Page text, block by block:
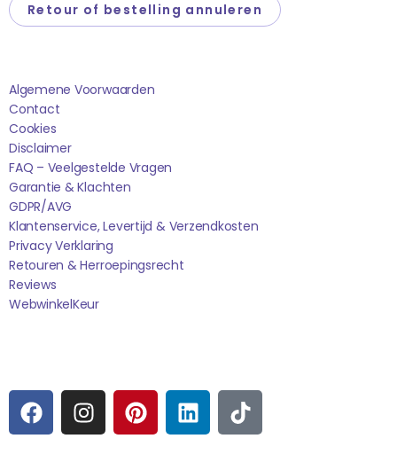
Retour of bestelling annuleren
Algemene Voorwaarden
Contact
Cookies
Disclaimer
FAQ – Veelgestelde Vragen
Garantie & Klachten
GDPR/AVG
Klantenservice, Levertijd & Verzendkosten
Privacy Verklaring
Retouren & Herroepingsrecht
Reviews
WebwinkelKEur
F
A
C
I
N
S
P
I
N
L
I
N
T
I
K